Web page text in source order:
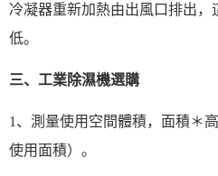
冷凝器重新加熱由出風口排出，
低。
三、工業除濕機選購
1、測量使用空間體積，面積＊
使用面積）。